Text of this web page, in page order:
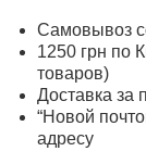
Самовывоз
1250 грн по
товаров)
Доставка за
“Новой
адресу